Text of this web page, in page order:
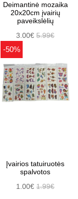
Deimantinė mozaika
20x20cm įvairių
paveikslėlių
3.00€5.99€
-50%
Įvairios tatuiruotės
spalvotos
1.00€1.99€